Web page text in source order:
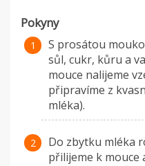
Pokyny
S prosátou
sůl, cukr, kůru a
mouce nalijeme
připravíme z
mléka).
Do zbytku mléka
přilijeme k mouce